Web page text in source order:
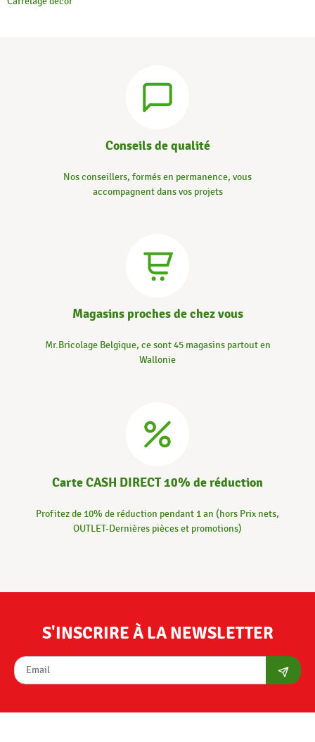
Conseils de qualité
Nos conseillers, formés en permanence, vous
accompagnent dans vos projets
Magasins proches de chez vous
Mr.Bricolage Belgique, ce sont 45 magasins partout en
Wallonie
Carte CASH DIRECT 10% de réduction
Profitez de 10% de réduction pendant 1 an (hors Prix nets,
OUTLET-Dernières pièces et promotions)
S'INSCRIRE À LA NEWSLETTER